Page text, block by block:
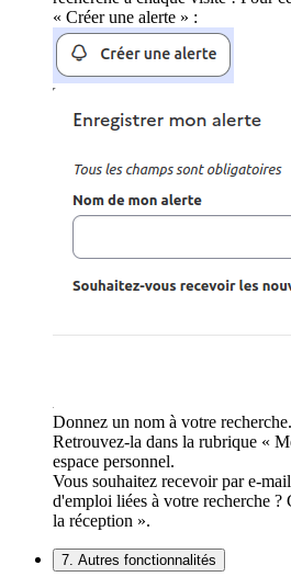
« Créer une alerte » :
Donnez un nom à votre recherche.
Retrouvez-la dans la rubrique «
espace personnel.
Vous souhaitez recevoir par e-
d'emploi liées à votre recherche
la réception ».
7. Autres fonctionnalités